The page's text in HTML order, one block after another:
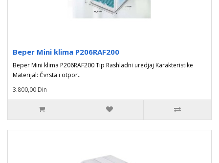
Beper Mini klima P206RAF200
Beper Mini klima P206RAF200 Tip Rashladni uredjaj Karakteristike
Materijal: Čvrsta i otpor..
3.800,00 Din